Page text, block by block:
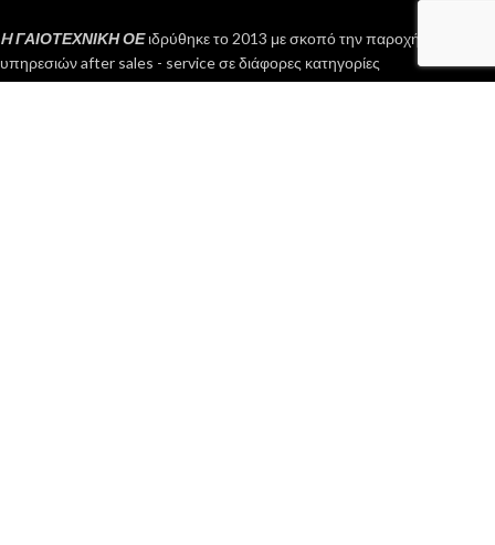
H ΓΑΙΟΤΕΧΝΙΚΗ ΟΕιδρύθηκε το 2013 με σκοπό την παροχή
υπηρεσιών after sales - service σε διάφορες κατηγορίες
αγροκηπευτικών μηχανημάτων...